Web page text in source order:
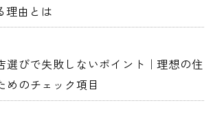
理由とは
選びで失敗しないポイント｜理想の住
めのチェック項目